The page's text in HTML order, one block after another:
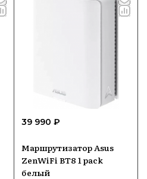
39 990 ₽
Маршрутизатор Asus
ZenWiFi BT8 1 pack
белый